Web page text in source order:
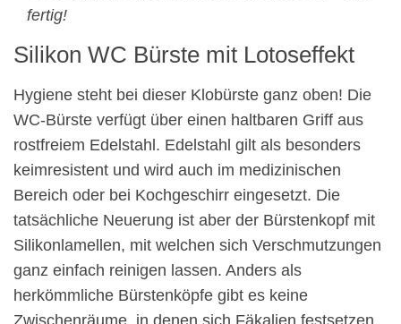
fertig!
Silikon WC Bürste mit Lotoseffekt
Hygiene steht bei dieser Klobürste ganz oben! Die
WC-Bürste verfügt über einen haltbaren Griff aus
rostfreiem Edelstahl. Edelstahl gilt als besonders
keimresistent und wird auch im medizinischen
Bereich oder bei Kochgeschirr eingesetzt. Die
tatsächliche Neuerung ist aber der Bürstenkopf mit
Silikonlamellen, mit welchen sich Verschmutzungen
ganz einfach reinigen lassen. Anders als
herkömmliche Bürstenköpfe gibt es keine
Zwischenräume, in denen sich Fäkalien festsetzen